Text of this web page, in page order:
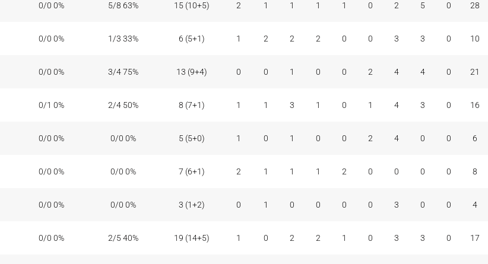
0/0 0% 5/8 63% 15 (10+5) 2 1 1 1 1 0 2 5 0 28
0/0 0% 1/3 33% 6 (5+1) 1 2 2 2 0 0 3 3 0 10
0/0 0% 3/4 75% 13 (9+4) 0 0 1 0 0 2 4 4 0 21
0/1 0% 2/4 50% 8 (7+1) 1 1 3 1 0 1 4 3 0 16
0/0 0% 0/0 0% 5 (5+0) 1 0 1 0 0 2 4 0 0 6
0/0 0% 0/0 0% 7 (6+1) 2 1 1 1 2 0 0 0 0 8
0/0 0% 0/0 0% 3 (1+2) 0 1 0 0 0 0 3 0 0 4
0/0 0% 2/5 40% 19 (14+5) 1 0 2 2 1 0 3 3 0 17